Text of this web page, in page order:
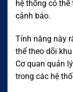
hệ thống có
cảnh báo.
Tính năng này
thể theo dõi
Cơ quan quản
trong các hệ